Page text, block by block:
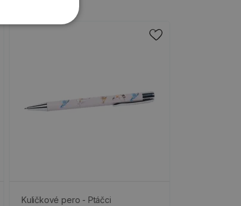
Kuličkové pero - Ptáčci